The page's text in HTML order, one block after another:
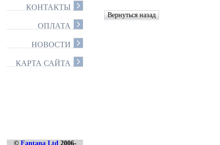
КОНТАКТЫ
ОПЛАТА
НОВОСТИ
КАРТА САЙТА
© Fantana Ltd2006-